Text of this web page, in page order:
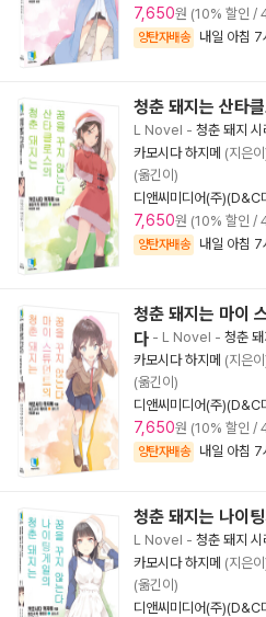
7,650원 (10% 할인 /
양탄자배송 내일 아침 7
청춘 돼지는 산타
L Novel - 청춘 돼지
카모시다 하지메 (지은이
(옮긴이)
디앤씨미디어(주)(D&C
7,650원 (10% 할인 /
양탄자배송 내일 아침 7
청춘 돼지는 마이
다 - L Novel - 청춘
카모시다 하지메 (지은이
(옮긴이)
디앤씨미디어(주)(D&C
7,650원 (10% 할인 /
양탄자배송 내일 아침 7
청춘 돼지는 나이
L Novel - 청춘 돼지 시
카모시다 하지메 (지은이
(옮긴이)
디앤씨미디어(주)(D&C